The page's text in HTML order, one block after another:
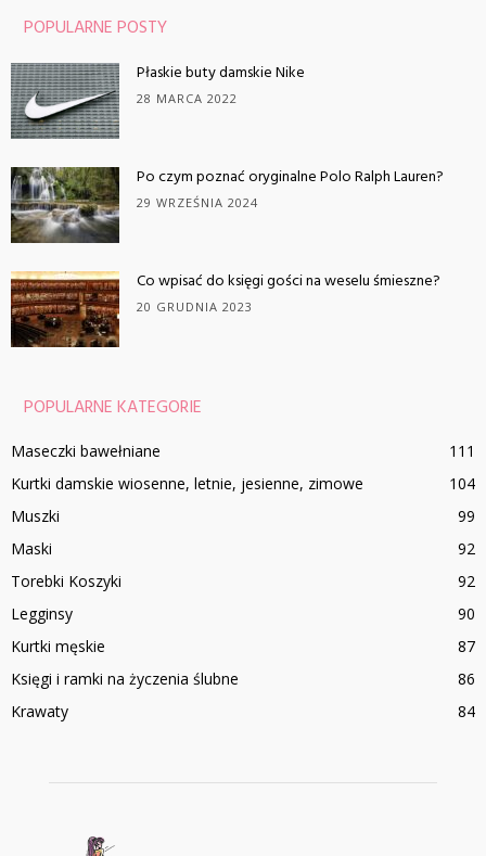
POPULARNE POSTY
Płaskie buty damskie Nike
28 MARCA 2022
Po czym poznać oryginalne Polo Ralph Lauren?
29 WRZEŚNIA 2024
Co wpisać do księgi gości na weselu śmieszne?
20 GRUDNIA 2023
POPULARNE KATEGORIE
Maseczki bawełniane
111
Kurtki damskie wiosenne, letnie, jesienne, zimowe
104
Muszki
99
Maski
92
Torebki Koszyki
92
Legginsy
90
Kurtki męskie
87
Księgi i ramki na życzenia ślubne
86
Krawaty
84